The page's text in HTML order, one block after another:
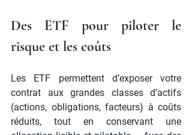
Des ETF pour piloter le
risque et les coûts
Les ETF permettent d’exposer votre
contrat aux grandes classes d'actifs
(actions, obligations, facteurs) à coûts
réduits, tout en conservant une